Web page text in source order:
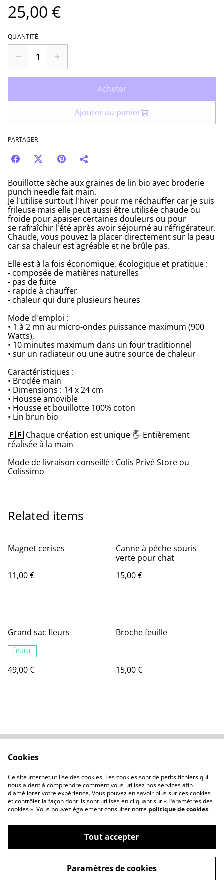
25,00 €
QUANTITÉ
Acheter
Ajouter au panier
PARTAGER
Bouillotte sèche aux graines de lin bio avec broderie
punch needle fait main.
Je l'utilise surtout l'hiver pour me réchauffer car je suis
frileuse mais elle peut aussi être utilisée chaude ou
froide pour apaiser certaines douleurs ou pour
se rafraîchir l'été après avoir séjourné au réfrigérateur.
Chaude, vous pouvez la placer directement sur la peau
car sa chaleur est agréable et ne brûle pas.
Elle est à la fois économique, écologique et pratique :
- composée de matières naturelles
- pas de fuite
- rapide à chauffer
- chaleur qui dure plusieurs heures
Mode d'emploi :
• 1 à 2 mn au micro-ondes puissance maximum (900
Watts),
• 10 minutes maximum dans un four traditionnel
• sur un radiateur ou une autre source de chaleur
Caractéristiques :
• Brodée main
• Dimensions : 14 x 24 cm
• Housse amovible
• Housse et bouillotte 100% coton
• Lin brun bio
🇫🇷 Chaque création est unique 🖐 Entièrement
réalisée à la main
Mode de livraison conseillé : Colis Privé Store ou
Colissimo
Related items
Magnet cerises
11,00 €
Canne à pêche souris
verte pour chat
15,00 €
Grand sac fleurs
ÉPUISÉ
49,00 €
Broche feuille
15,00 €
Politique de
confidentialité
À propos des cookies
©2026æquanime
powered by
Cookies
Ce site Internet utilise des cookies. Les cookies sont de petits fichiers qui
nous aident à comprendre comment vous utilisez nos services afin
d'améliorer votre expérience. Vous pouvez en savoir plus sur ces cookies
et contrôler la façon dont ils sont utilisés en cliquant sur « Paramètres des
cookies ». Vous pouvez également consulter notre politique de cookies.
Tout accepter
Paramètres de cookies